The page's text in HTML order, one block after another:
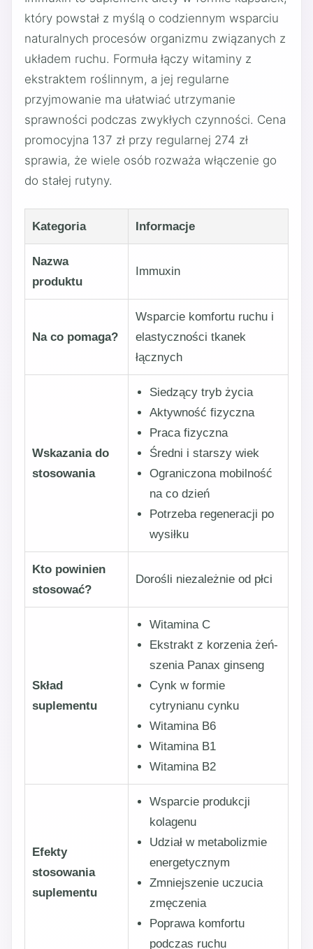
który powstał z myślą o codziennym wsparciu
naturalnych procesów organizmu związanych z
układem ruchu. Formuła łączy witaminy z
ekstraktem roślinnym, a jej regularne
przyjmowanie ma ułatwiać utrzymanie
sprawności podczas zwykłych czynności. Cena
promocyjna 137 zł przy regularnej 274 zł
sprawia, że wiele osób rozważa włączenie go
do stałej rutyny.
Kategoria Informacje
Nazwa
produktu
Immuxin
Na co pomaga?
Wsparcie komfortu ruchu i
elastyczności tkanek
łącznych
Wskazania do
stosowania
Siedzący tryb życia
Aktywność fizyczna
Praca fizyczna
Średni i starszy wiek
Ograniczona mobilność
na co dzień
Potrzeba regeneracji po
wysiłku
Kto powinien
stosować?
Dorośli niezależnie od płci
Skład
suplementu
Witamina C
Ekstrakt z korzenia żeń-
szenia Panax ginseng
Cynk w formie
cytrynianu cynku
Witamina B6
Witamina B1
Witamina B2
Efekty
stosowania
suplementu
Wsparcie produkcji
kolagenu
Udział w metabolizmie
energetycznym
Zmniejszenie uczucia
zmęczenia
Poprawa komfortu
podczas ruchu